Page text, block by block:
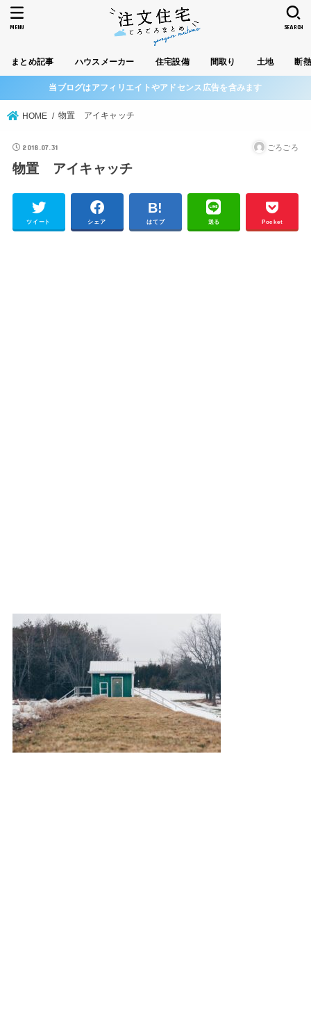
まとめ記事 ハウスメーカー 住宅設備 間取り 土地 断
SEARCH
MENU
当ブログはアフィリエイトやアドセンス広告を含みます
HOME 物置 アイキャッチ
2018.07.31 ごろごろ
物置 アイキャッチ
ツイート シェア はてブ 送る Pocket